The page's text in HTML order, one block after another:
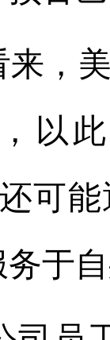
美
以
可
于